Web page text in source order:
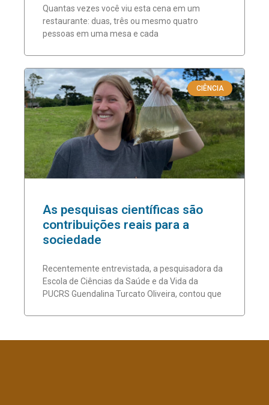
Quantas vezes você viu esta cena em um
restaurante: duas, três ou mesmo quatro
pessoas em uma mesa e cada
CIÊNCIA
As pesquisas científicas são
contribuições reais para a
sociedade
Recentemente entrevistada, a pesquisadora da
Escola de Ciências da Saúde e da Vida da
PUCRS Guendalina Turcato Oliveira, contou que